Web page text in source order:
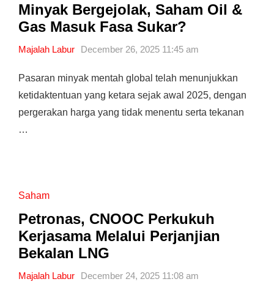
Minyak Bergejolak, Saham Oil &
Gas Masuk Fasa Sukar?
Majalah Labur December 26, 2025 11:45 am
Pasaran minyak mentah global telah menunjukkan
ketidaktentuan yang ketara sejak awal 2025, dengan
pergerakan harga yang tidak menentu serta tekanan
…
Saham
Petronas, CNOOC Perkukuh
Kerjasama Melalui Perjanjian
Bekalan LNG
Majalah Labur December 24, 2025 11:08 am